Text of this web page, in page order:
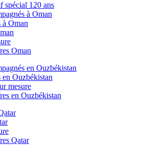
spécial 120 ans
à Oman
Oman
Oman
en Ouzbékistan
Ouzbékistan
mesure
en Ouzbékistan
Qatar